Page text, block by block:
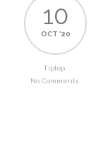
10
OCT '20
Tiptop
No Comments